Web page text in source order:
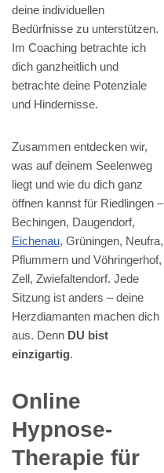
deine individuellen
Bedürfnisse zu unterstützen.
Im Coaching betrachte ich
dich ganzheitlich und
betrachte deine Potenziale
und Hindernisse.
Zusammen entdecken wir,
was auf deinem Seelenweg
liegt und wie du dich ganz
öffnen kannst für Riedlingen –
Bechingen, Daugendorf,
Eichenau, Grüningen, Neufra,
Pflummern und Vöhringerhof,
Zell, Zwiefaltendorf. Jede
Sitzung ist anders – deine
Herzdiamanten machen dich
aus. Denn DU bist
einzigartig.
Online
Hypnose-
Therapie für